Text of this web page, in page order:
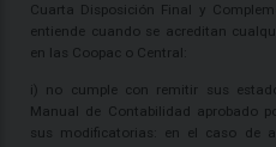
Cuarta Disposición Final y
entiende cuando se acreditan
en las Coopac o Central:
i) no cumple con remitir sus
Manual de Contabilidad aprobado
sus modificatorias: en el caso de